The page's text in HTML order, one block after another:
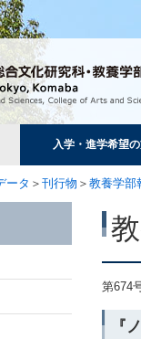
入学・進学希望
ータ ＞ 刊行物 ＞ 教養学部
第674
『